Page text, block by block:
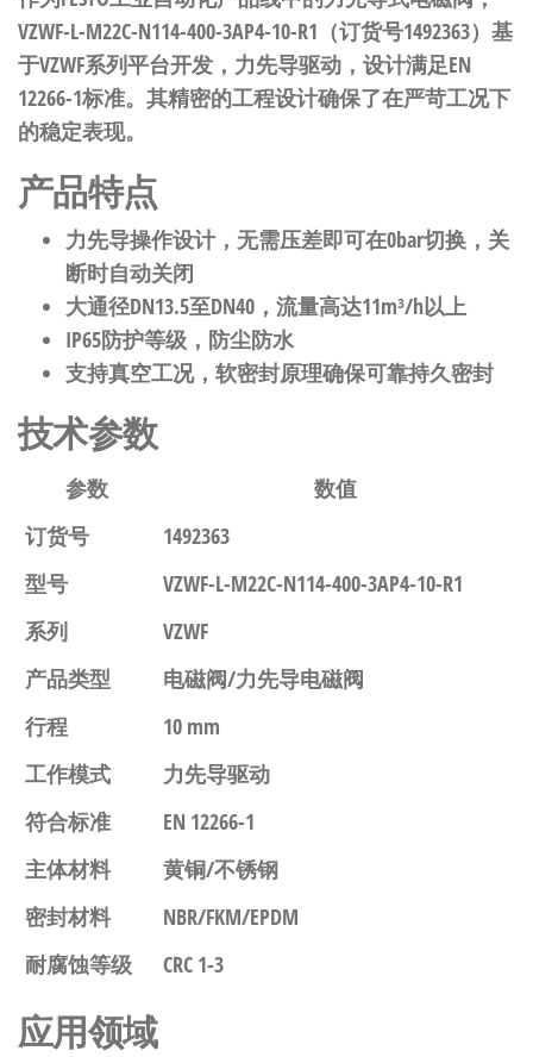
VZWF-L-M22C-N114-400-3AP4-10-R1（订货号1492363）基
于VZWF系列平台开发，力先导驱动，设计满足EN
12266-1标准。其精密的工程设计确保了在严苛工况下
的稳定表现。
产品特点
力先导操作设计，无需压差即可在0bar切换，关
断时自动关闭
大通径DN13.5至DN40，流量高达11m³/h以上
IP65防护等级，防尘防水
支持真空工况，软密封原理确保可靠持久密封
技术参数
参数
数值
订货号
1492363
型号
VZWF-L-M22C-N114-400-3AP4-10-R1
系列
VZWF
产品类型
电磁阀/力先导电磁阀
行程
10 mm
工作模式
力先导驱动
符合标准
EN 12266-1
主体材料
黄铜/不锈钢
密封材料
NBR/FKM/EPDM
耐腐蚀等级
CRC 1-3
应用领域